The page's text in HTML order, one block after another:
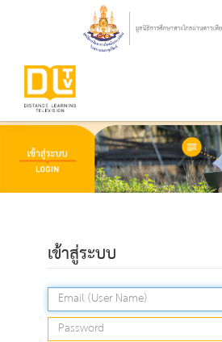
เข้าสู่ระบบ